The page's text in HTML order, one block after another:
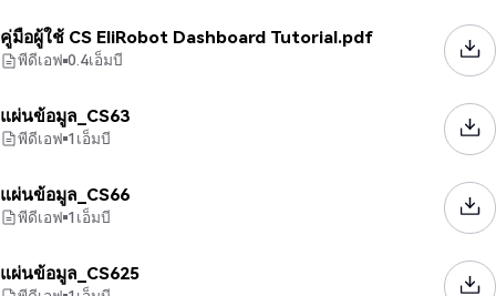
คู่มือผู้ใช้ CS EliRobot Dashboard Tutorial.pdf
พีดีเอฟ 0.4เอ็มบี
แผ่นข้อมูล_CS63
พีดีเอฟ 1เอ็มบี
แผ่นข้อมูล_CS66
พีดีเอฟ 1เอ็มบี
แผ่นข้อมูล_CS625